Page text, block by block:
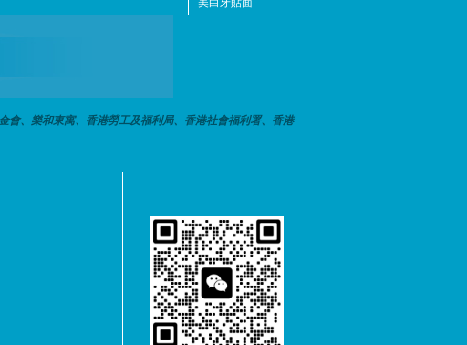
美白牙貼面
會、樂和東寓、香港勞工及福利局、香港社會福利署、香港